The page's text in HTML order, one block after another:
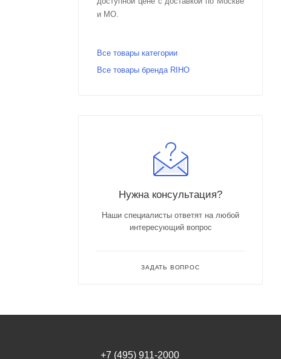
и МО.
Все товары категории
Все товары бренда RIHO
Нужна консультация?
Наши специалисты ответят на любой
интересующий вопрос
ЗАДАТЬ ВОПРОС
+7 (495) 911-2000